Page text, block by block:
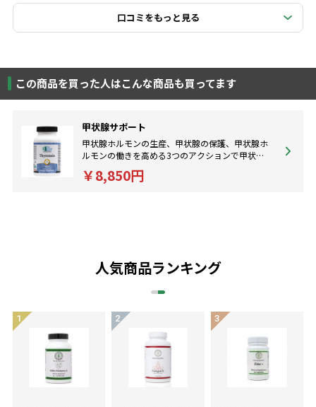
口コミをもっと見る
この商品を買った人はこんな商品も買ってます
甲状腺サポート
甲状腺ホルモンの生産、甲状腺の保護、甲状腺ホ
ルモンの働きを高める3つのアクションで甲状腺
機能を最適に保ちます。
￥8,850円
人気商品ランキング